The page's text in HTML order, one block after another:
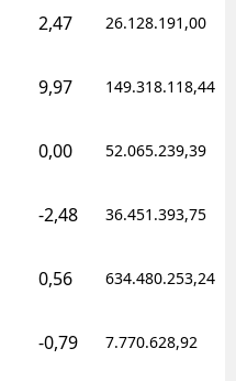
2,47 26.128.191,00
9,97 149.318.118,44
0,00 52.065.239,39
-2,48 36.451.393,75
0,56 634.480.253,24
-0,79 7.770.628,92